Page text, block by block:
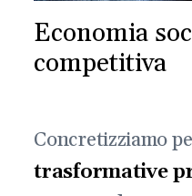
Economia
competitiva
Concretizziamo
trasformative